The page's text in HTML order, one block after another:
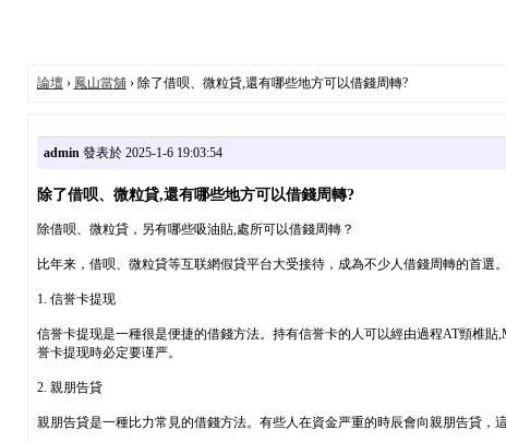
論壇› 鳳山當舖› 除了借呗、微粒貸,還有哪些地方可以借錢周轉?
admin發表於 2025-1-6 19:03:54
除了借呗、微粒貸,還有哪些地方可以借錢周轉?
除借呗、微粒貸，另有哪些吸油貼,處所可以借錢周轉？
比年来，借呗、微粒貸等互联網假貸平台大受接待，成為不少人借錢周轉的首
1. 信誉卡提现
信誉卡提现是一種很是便捷的借錢方法。持有信誉卡的人可以經由過程AT頸椎
誉卡提现時必定要谨严。
2. 親朋告貸
親朋告貸是一種比力常見的借錢方法。有些人在資金严重的時辰會向親朋告貸，